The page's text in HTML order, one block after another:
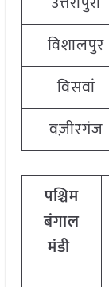
विशालपुर
विसवां
वज़ीरगंज
पश्चिम
बंगाल
मंडी